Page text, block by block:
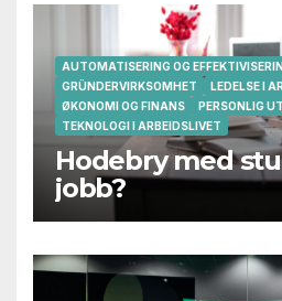
AUTOMATISERING OG
GRÜNDERVIRKSOMHET
LEDELSE I
ØKONOMI OG FINANS
PERSONLIG
TEKNOLOGI I ARBEIDSLIVET
Hodebry med
jobb?